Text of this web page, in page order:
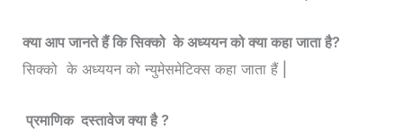
क्या आप जानते हैं कि सिक्को के अध्ययन को क्या कहा जाता है?
सिक्को के अध्ययन को न्युमेसमेटिक्स कहा जाता हैं |
प्रमाणिक दस्तावेज क्या है ?